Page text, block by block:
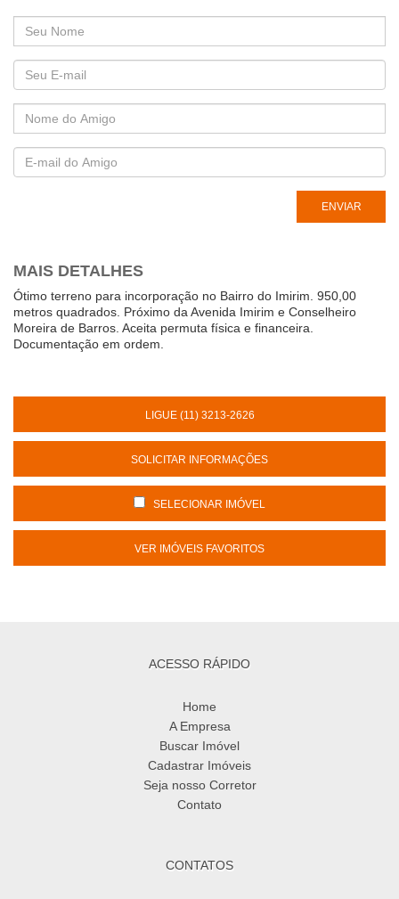
MAIS DETALHES
Ótimo terreno para incorporação no Bairro do Imirim. 950,00
metros quadrados. Próximo da Avenida Imirim e Conselheiro
Moreira de Barros. Aceita permuta física e financeira.
Documentação em ordem.
LIGUE (11) 3213-2626
SOLICITAR INFORMAÇÕES
SELECIONAR IMÓVEL
VER IMÓVEIS FAVORITOS
ACESSO RÁPIDO
Home
A Empresa
Buscar Imóvel
Cadastrar Imóveis
Seja nosso Corretor
Contato
CONTATOS